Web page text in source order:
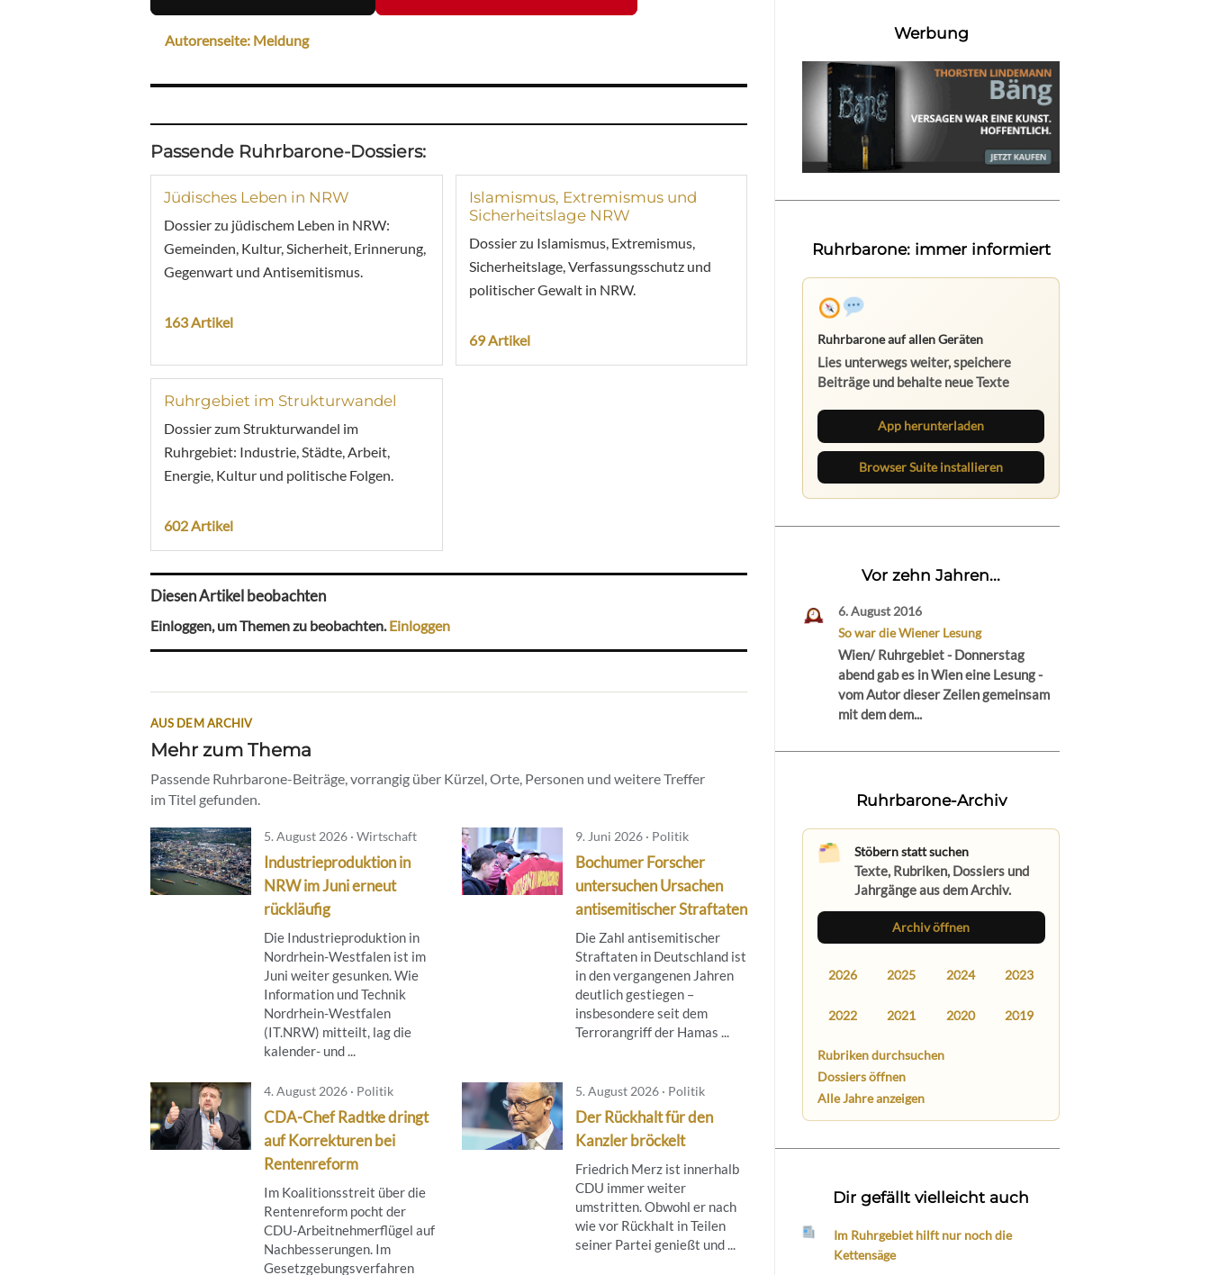
Autorenseite: Meldung
Passende Ruhrbarone-Dossiers:
Jüdisches Leben in NRW
Dossier zu jüdischem Leben in NRW:
Gemeinden, Kultur, Sicherheit, Erinnerung,
Gegenwart und Antisemitismus.
163 Artikel
Islamismus, Extremismus und
Sicherheitslage NRW
Dossier zu Islamismus, Extremismus,
Sicherheitslage, Verfassungsschutz und
politischer Gewalt in NRW.
69 Artikel
Ruhrgebiet im Strukturwandel
Dossier zum Strukturwandel im
Ruhrgebiet: Industrie, Städte, Arbeit,
Energie, Kultur und politische Folgen.
602 Artikel
Diesen Artikel beobachten
Einloggen, um Themen zu beobachten.Einloggen
AUS DEM ARCHIV
Mehr zum Thema
Passende Ruhrbarone-Beiträge, vorrangig über Kürzel, Orte, Personen und weitere Treffer
im Titel gefunden.
5. August 2026 · Wirtschaft
Industrieproduktion in
NRW im Juni erneut
rückläufig
Die Industrieproduktion in
Nordrhein-Westfalen ist im
Juni weiter gesunken. Wie
Information und Technik
Nordrhein-Westfalen
(IT.NRW) mitteilt, lag die
kalender- und ...
9. Juni 2026 · Politik
Bochumer Forscher
untersuchen Ursachen
antisemitischer Straftaten
Die Zahl antisemitischer
Straftaten in Deutschland ist
in den vergangenen Jahren
deutlich gestiegen –
insbesondere seit dem
Terrorangriff der Hamas ...
4. August 2026 · Politik
CDA-Chef Radtke dringt
auf Korrekturen bei
Rentenreform
Im Koalitionsstreit über die
Rentenreform pocht der
CDU-Arbeitnehmerflügel auf
Nachbesserungen. Im
Gesetzgebungsverfahren
5. August 2026 · Politik
Der Rückhalt für den
Kanzler bröckelt
Friedrich Merz ist innerhalb
CDU immer weiter
umstritten. Obwohl er nach
wie vor Rückhalt in Teilen
seiner Partei genießt und ...
Werbung
Ruhrbarone: immer informiert
Ruhrbarone auf allen Geräten
Lies unterwegs weiter, speichere
Beiträge und behalte neue Texte
App herunterladen
Browser Suite installieren
Vor zehn Jahren...
6. August 2016
So war die Wiener Lesung
Wien/ Ruhrgebiet - Donnerstag
abend gab es in Wien eine Lesung -
vom Autor dieser Zeilen gemeinsam
mit dem dem...
Ruhrbarone-Archiv
Stöbern statt suchen
Texte, Rubriken, Dossiers und
Jahrgänge aus dem Archiv.
Archiv öffnen
2026 2025 2024 2023
2022 2021 2020 2019
Rubriken durchsuchen
Dossiers öffnen
Alle Jahre anzeigen
Dir gefällt vielleicht auch
Im Ruhrgebiet hilft nur noch die
Kettensäge